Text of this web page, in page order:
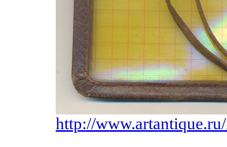
http://